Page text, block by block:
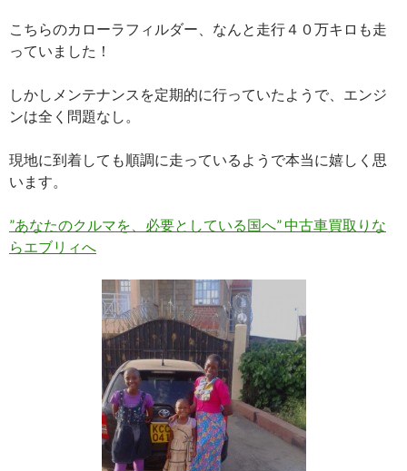
こちらのカローラフィルダー、なんと走行４０万キロも走
っていました！
しかしメンテナンスを定期的に行っていたようで、エンジ
ンは全く問題なし。
現地に到着しても順調に走っているようで本当に嬉しく思
います。
”あなたのクルマを、必要としている国へ” 中古車買取りな
らエブリィへ